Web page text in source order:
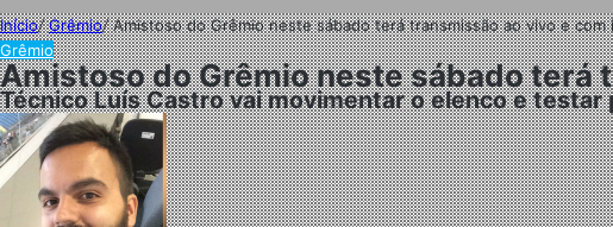
Início/Grêmio/Amistoso do Grêmio neste sábado terá transmissão ao vivo e com
Grêmio
Amistoso do Grêmio neste sábado terá
Técnico Luís Castro vai movimentar o elenco e testar